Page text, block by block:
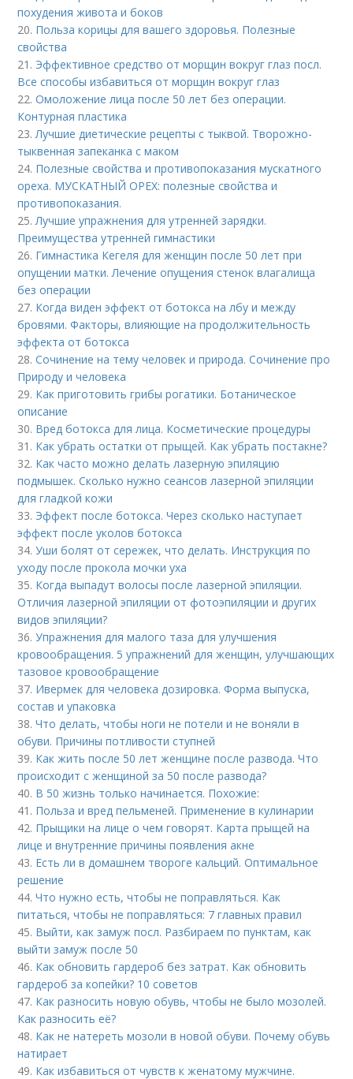
похудения живота и боков
20. Польза корицы для вашего здоровья. Полезные
свойства
21. Эффективное средство от морщин вокруг глаз посл.
Все способы избавиться от морщин вокруг глаз
22.Омоложение лица после 50 лет без операции.
Контурная пластика
23.Лучшие диетические рецепты с тыквой. Творожно-
тыквенная запеканка с маком
24. Полезные свойства и противопоказания мускатного
ореха. МУСКАТНЫЙ ОРЕХ: полезные свойства и
противопоказания.
25.Лучшие упражнения для утренней зарядки.
Преимущества утренней гимнастики
26. Гимнастика Кегеля для женщин после 50 лет при
опущении матки. Лечение опущения стенок влагалища
без операции
27. Когда виден эффект от ботокса на лбу и между
бровями. Факторы, влияющие на продолжительность
эффекта от ботокса
28.Сочинение на тему человек и природа. Сочинение про
Природу и человека
29. Как приготовить грибы рогатики. Ботаническое
описание
30. Вред ботокса для лица. Косметические процедуры
31. Как убрать остатки от прыщей. Как убрать постакне?
32. Как часто можно делать лазерную эпиляцию
подмышек. Сколько нужно сеансов лазерной эпиляции
для гладкой кожи
33. Эффект после ботокса. Через сколько наступает
эффект после уколов ботокса
34.Уши болят от сережек, что делать. Инструкция по
уходу после прокола мочки уха
35. Когда выпадут волосы после лазерной эпиляции.
Отличия лазерной эпиляции от фотоэпиляции и других
видов эпиляции?
36.Упражнения для малого таза для улучшения
кровообращения. 5 упражнений для женщин, улучшающих
тазовое кровообращение
37. Ивермек для человека дозировка. Форма выпуска,
состав и упаковка
38.Что делать, чтобы ноги не потели и не воняли в
обуви. Причины потливости ступней
39. Как жить после 50 лет женщине после развода. Что
происходит с женщиной за 50 после развода?
40. В 50 жизнь только начинается. Похожие:
41. Польза и вред пельменей. Применение в кулинарии
42. Прыщики на лице о чем говорят. Карта прыщей на
лице и внутренние причины появления акне
43. Есть ли в домашнем твороге кальций. Оптимальное
решение
44.Что нужно есть, чтобы не поправляться. Как
питаться, чтобы не поправляться: 7 главных правил
45. Выйти, как замуж посл. Разбираем по пунктам, как
выйти замуж после 50
46. Как обновить гардероб без затрат. Как обновить
гардероб за копейки? 10 советов
47. Как разносить новую обувь, чтобы не было мозолей.
Как разносить её?
48. Как не натереть мозоли в новой обуви. Почему обувь
натирает
49. Как избавиться от чувств к женатому мужчине.